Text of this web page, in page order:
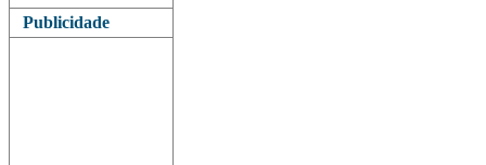
Publicidade